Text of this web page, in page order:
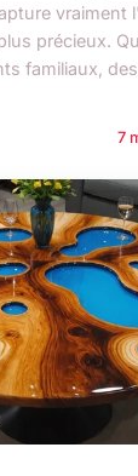
vraiment
précieux.
familiaux,
7